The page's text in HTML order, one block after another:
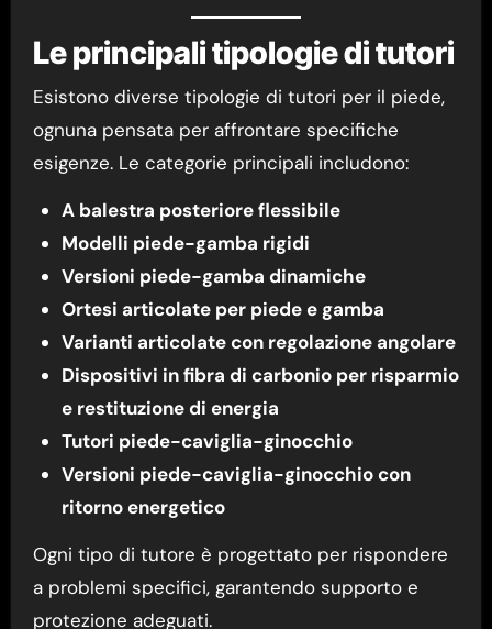
Le principali tipologie di tutori
Esistono diverse tipologie di tutori per il piede,
ognuna pensata per affrontare specifiche
esigenze. Le categorie principali includono:
A balestra posteriore flessibile
Modelli piede-gamba rigidi
Versioni piede-gamba dinamiche
Ortesi articolate per piede e gamba
Varianti articolate con regolazione angolare
Dispositivi in fibra di carbonio per risparmio
e restituzione di energia
Tutori piede-caviglia-ginocchio
Versioni piede-caviglia-ginocchio con
ritorno energetico
Ogni tipo di tutore è progettato per rispondere
a problemi specifici, garantendo supporto e
protezione adeguati.